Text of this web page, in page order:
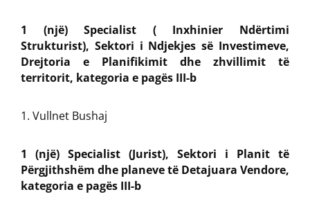
1 (një) Specialist ( Inxhinier Ndërtimi
Strukturist), Sektori i Ndjekjes së Investimeve,
Drejtoria e Planifikimit dhe zhvillimit të
territorit, kategoria e pagës III-b
Vullnet Bushaj
1 (një) Specialist (Jurist), Sektori i Planit të
Përgjithshëm dhe planeve të Detajuara Vendore,
kategoria e pagës III-b